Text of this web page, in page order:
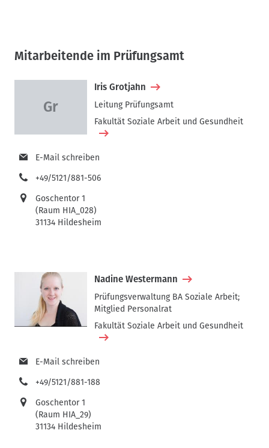
Mitarbeitende im Prüfungsamt
Iris Grotjahn
Leitung Prüfungsamt
Fakultät Soziale Arbeit und Gesundheit
E-Mail schreiben
+49/5121/881-506
Goschentor 1
(Raum HIA_028)
31134 Hildesheim
Nadine Westermann
Prüfungsverwaltung BA Soziale Arbeit;
Mitglied Personalrat
Fakultät Soziale Arbeit und Gesundheit
E-Mail schreiben
+49/5121/881-188
Goschentor 1
(Raum HIA_29)
31134 Hildesheim